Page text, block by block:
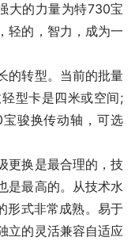
大的力量为特730宝
轻的，智力，成为一
的转型。当前的批量
型卡是四米或空间;
骏换传动轴，可选
更换是最合理的，技
是最高的。从技术水
形式非常成熟。易于
立的灵活兼容自适应